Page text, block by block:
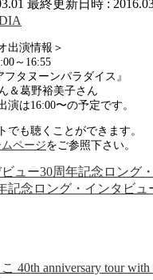
最終更新日時 :
出演情報＞
～16:55
タヌーンパラダイス』
＆葛野裕美子さん
演は16:00〜の予定です。
でも聴くことができます。
ページをご参照下さい。
ュー30周年記念ロング
記念ロング・インタビュ
こ 40th anniversary tour